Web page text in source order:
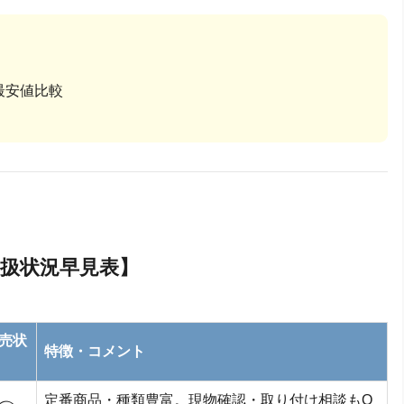
安値比較
状況早見表】
状
特徴・コメント
定番商品・種類豊富。現物確認・取り付け相談もO